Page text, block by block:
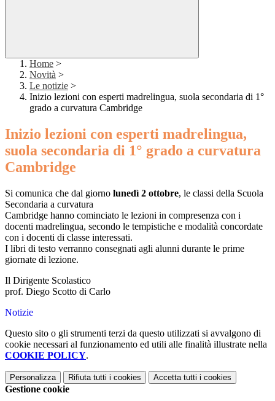
Home >
Novità >
Le notizie >
Inizio lezioni con esperti madrelingua, suola secondaria di 1°
grado a curvatura Cambridge
Inizio lezioni con esperti madrelingua,
suola secondaria di 1° grado a curvatura
Cambridge
Si comunica che dal giorno lunedì 2 ottobre, le classi della Scuola
Secondaria a curvatura
Cambridge hanno cominciato le lezioni in compresenza con i
docenti madrelingua, secondo le tempistiche e modalità concordate
con i docenti di classe interessati.
I libri di testo verranno consegnati agli alunni durante le prime
giornate di lezione.
Il Dirigente Scolastico
prof. Diego Scotto di Carlo
Notizie
Questo sito o gli strumenti terzi da questo utilizzati si avvalgono di
cookie necessari al funzionamento ed utili alle finalità illustrate nella
COOKIE POLICY.
Personalizza Rifiuta tutti i cookies Accetta tutti i cookies
Gestione cookie